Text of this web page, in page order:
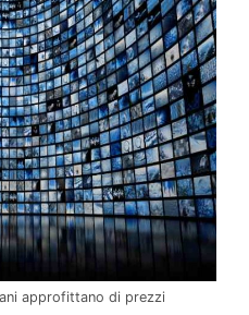
approfittano di prezzi